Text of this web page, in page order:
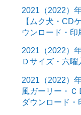
2021（2022）
【ムク犬・CD
ウンロード・印
2021（2022）
Ｄサイズ・六
2021（2022）
風ガーリー・
ダウンロード・